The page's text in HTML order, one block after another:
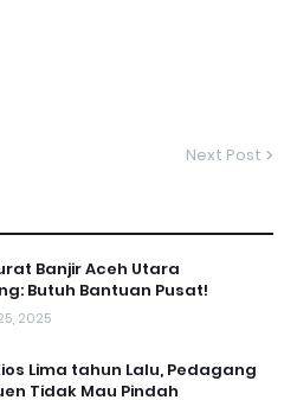
Next Post
Banjir Aceh Utara
Butuh Bantuan Pusat!
2025
Lima tahun Lalu, Pedagang
Tidak Mau Pindah